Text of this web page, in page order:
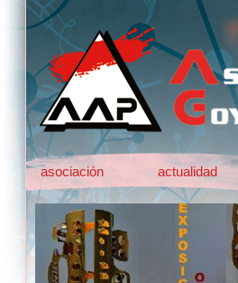
asociación actualidad